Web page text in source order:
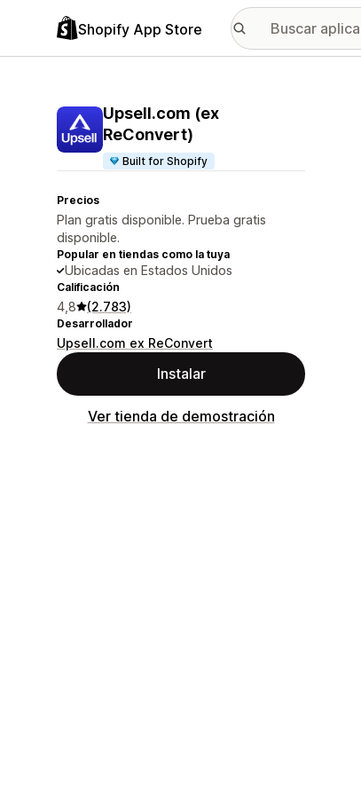
Shopify App Store
Upsell.com (ex
ReConvert)
Built for Shopify
Precios
Plan gratis disponible. Prueba gratis
disponible.
Popular en tiendas como la tuya
Ubicadas en Estados Unidos
Calificación
4,8 (2.783)
Desarrollador
Upsell.com ex ReConvert
Instalar
Ver tienda de demostración